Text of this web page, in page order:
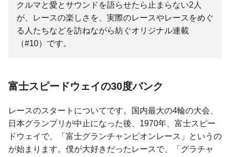
クルマと愛とサウンドを語らせたら止まらない2人
が、レースの楽しさを、実際のレースやレースをめぐ
る人たちなどを訪ねながら紡ぐオリジナル連載
（#10）です。
富士スピードウェイの30度バンク
レースのスタートについてです。国内最大の4輪の大会、
日本グランプリが中止になった後、1970年、富士スピー
ドウェイで、「富士グランチャンピオンレース」というの
が始まります。僕が大好きだったレースで、「グラチャ